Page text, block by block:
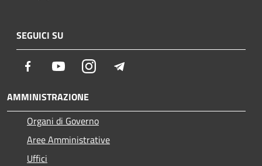
SEGUICI SU
Facebook YoutubeInstagram
AMMINISTRAZIONE
Organi di Governo
Aree Amministrative
Uffici